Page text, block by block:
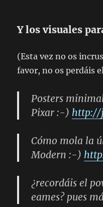
Y los visuales
(Esta vez no os
favor, no os perdáis
Posters
Pixar :-) http://
Cómo mola la
Modern :-)
¿recordáis el
eames? pues